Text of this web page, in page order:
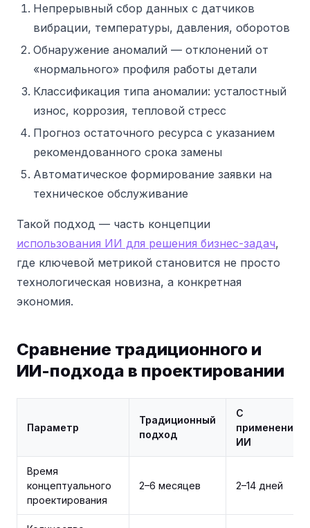
Непрерывный сбор данных с датчиков
вибрации, температуры, давления, оборотов
Обнаружение аномалий — отклонений от
«нормального» профиля работы детали
Классификация типа аномалии: усталостный
износ, коррозия, тепловой стресс
Прогноз остаточного ресурса с указанием
рекомендованного срока замены
Автоматическое формирование заявки на
техническое обслуживание
Такой подход — часть концепции
использования ИИ для решения бизнес-задач,
где ключевой метрикой становится не просто
технологическая новизна, а конкретная
экономия.
Сравнение традиционного и
ИИ-подхода в проектировании
Параметр
Традиционный
подход
С
применением
ИИ
Время
концептуального
проектирования
2–6 месяцев 2–14 дней